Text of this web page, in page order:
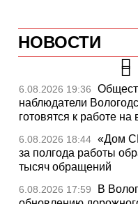
НОВОСТИ
6.08.2026 19:36
наблюдатели
готовятся к работе
6.08.2026 18:44 «Дом
за полгода работы
тысяч обращений
6.08.2026 17:59
В